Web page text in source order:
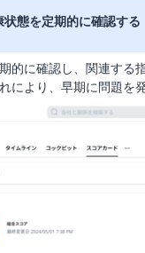
態を定期的に確認する
的に確認し、関連す
により、早期に問題を